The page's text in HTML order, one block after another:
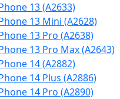
13 (A2633)
13 Mini (A2628)
13 Pro (A2638)
13 Pro Max (A2643)
14 (A2882)
14 Plus (A2886)
14 Pro (A2890)